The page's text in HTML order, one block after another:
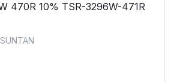
470R 10% TSR-3296W-471R